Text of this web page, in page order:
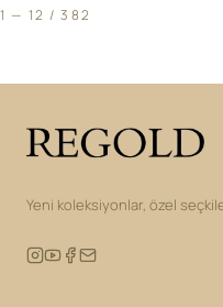
1 — 12 /382
Yeni koleksiyonlar, özel